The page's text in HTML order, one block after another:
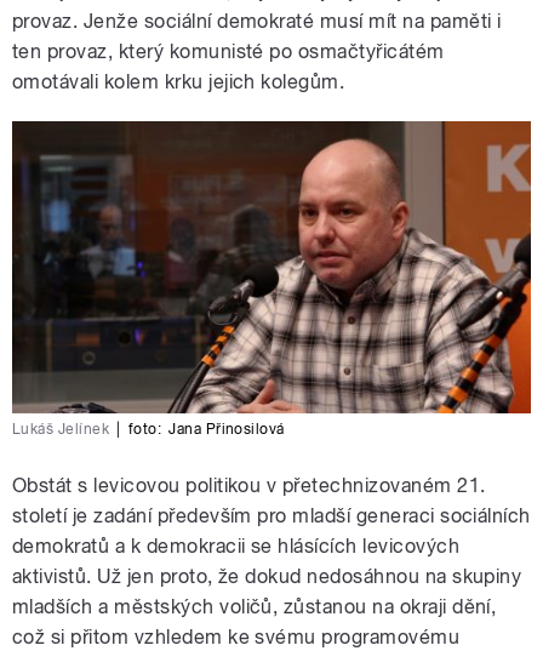
provaz. Jenže sociální demokraté musí mít na paměti i
ten provaz, který komunisté po osmačtyřicátém
omotávali kolem krku jejich kolegům.
Lukáš Jelínek foto: Jana Přinosilová
Obstát s levicovou politikou v přetechnizovaném 21.
století je zadání především pro mladší generaci sociálních
demokratů a k demokracii se hlásících levicových
aktivistů. Už jen proto, že dokud nedosáhnou na skupiny
mladších a městských voličů, zůstanou na okraji dění,
což si přitom vzhledem ke svému programovému